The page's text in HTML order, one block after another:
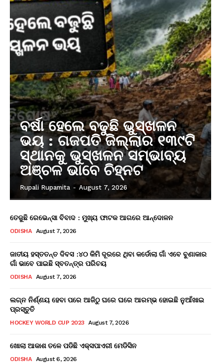
ବର୍ଷା ହେଲେ ବଢୁଛି ଭୁସ୍ଖଳନ
ଭୟ : ଗଜପତି ଜିଲ୍ଲାର ୧୩୯ଟି
ସ୍ଥାନକୁ ଭୁସ୍ଖଳନ ସମ୍ଭାବ୍ୟ
ଅଞ୍ଚଳ ଭାବେ ଚିହ୍ନଟ
Rupali Rupamita - August 7, 2026
ତେଜୁଛି ରେଭେନ୍ସା ବିବାଦ : ମୁଖ୍ୟ ଫାଟକ ଆଗରେ ଆନ୍ଦୋଳନ
ODISHA August 7, 2026
ଜାତୀୟ ହସ୍ତତନ୍ତ ଦିବସ :୪୦ କିମି ଦୂରରେ ଥିବା କର୍ଡୋଲା ଗାଁ ଏବେ ବୁଣାକାର
ଗାଁ ଭାବେ ପାଇଛି ସ୍ବତନ୍ତ୍ର ପରିଚୟ
ODISHA August 7, 2026
ଲଗ୍ନ ନିର୍ଣ୍ଣୟ ହେବା ପରେ ଆଜିଠୁ ଘରେ ଘରେ ଆରମ୍ଭ ହୋଇଛି ନୁଆଁଖାଇ
ପ୍ରସ୍ତୁତି
HOCKEY WORLD CUP 2023 August 7, 2026
ଖୋଲା ଆକାଶ ତଳେ ପଡିଛି ଏକ୍ସପାଏରୀ ମେଡିସିନ
ODISHA August 6, 2026